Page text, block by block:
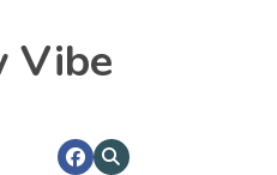
Vibe